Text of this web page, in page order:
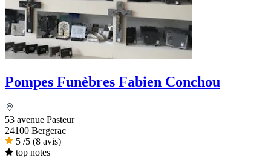
Pompes Funèbres Fabien Conchou
53 avenue Pasteur
24100 Bergerac
5 /5 (8 avis)
top notes